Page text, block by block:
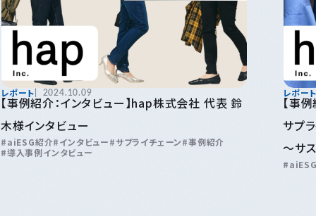
レポート 2024.10.09
【事例紹介：インタビュー】hap株式会社 代表 鈴
木様インタビュー
aiESG紹介 インタビュー サプライチェーン
事例紹介
導入事例インタビュー
レポー
【事
サプ
〜サ
価を